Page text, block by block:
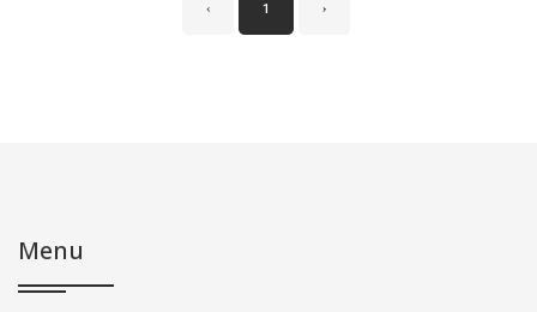
‹ 1 ›
Menu